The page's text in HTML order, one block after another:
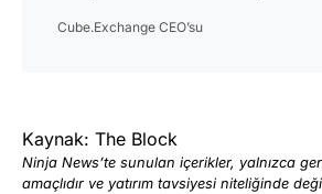
Cube.Exchange CEO’su
Kaynak: The Block
Ninja News’te sunulan içerikler, yalnızca
amaçlıdır ve yatırım tavsiyesi niteliğinde